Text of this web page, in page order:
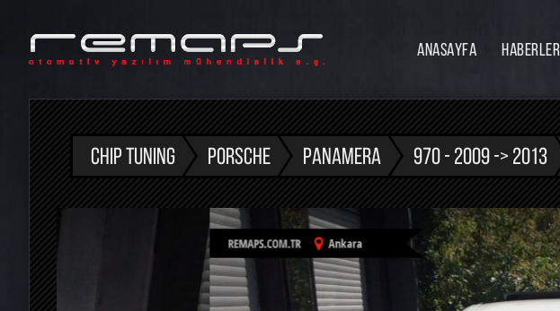
ANASAYFA HABERLER
CHIP TUNING PORSCHE PANAMERA 970 - 2009 -> 2013